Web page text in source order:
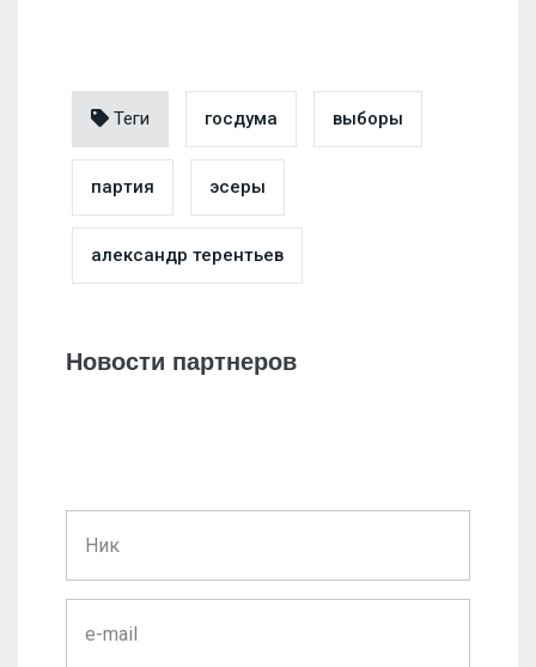
Теги госдума выборы
партия эсеры
александр терентьев
Новости партнеров